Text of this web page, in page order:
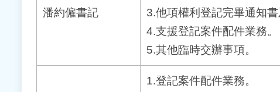
潘約僱書記
3.他項權利登記完畢通知
4.支援登記案件配件業務。
5.其他臨時交辦事項。
1.登記案件配件業務。